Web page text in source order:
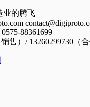
业的腾飞
0575-88361699